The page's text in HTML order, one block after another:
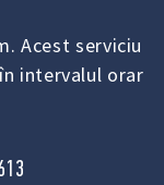
Acest serviciu
intervalul orar